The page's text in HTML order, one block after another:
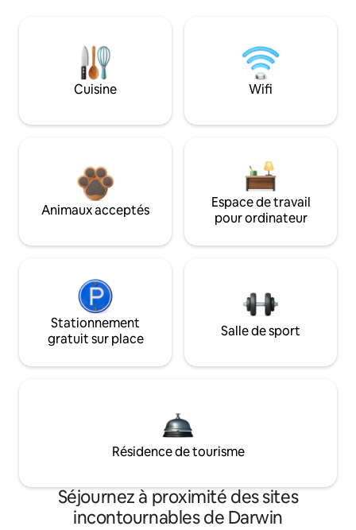
Cuisine Wifi
Animaux acceptés
Espace de travail
pour ordinateur
Stationnement
gratuit sur place
Salle de sport
Résidence de tourisme
Séjournez à proximité des sites
incontournables de Darwin